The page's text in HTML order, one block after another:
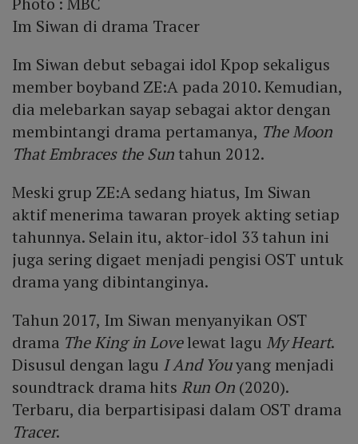
Im Siwan di drama Tracer
Im Siwan debut sebagai idol Kpop sekaligus
member boyband ZE:A pada 2010. Kemudian,
dia melebarkan sayap sebagai aktor dengan
membintangi drama pertamanya, The Moon
That Embraces the Suntahun 2012.
Meski grup ZE:A sedang hiatus, Im Siwan
aktif menerima tawaran proyek akting setiap
tahunnya. Selain itu, aktor-idol 33 tahun ini
juga sering digaet menjadi pengisi OST untuk
drama yang dibintanginya.
Tahun 2017, Im Siwan menyanyikan OST
drama The King in Lovelewat lagu My Heart.
Disusul dengan lagu I And Youyang menjadi
soundtrack drama hits Run On (2020).
Terbaru, dia berpartisipasi dalam OST drama
Tracer.